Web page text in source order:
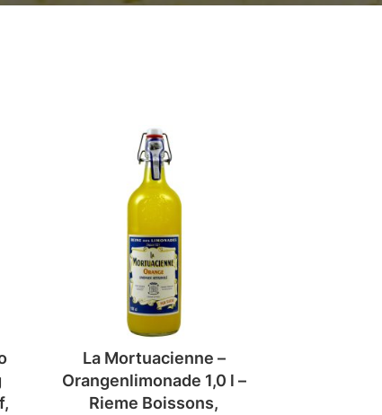
La Mortuacienne –
Orangenlimonade 1,0 l –
Rieme Boissons,